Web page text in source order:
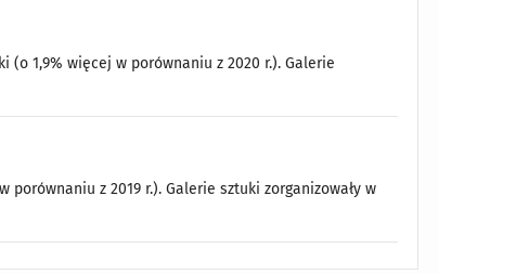
(o 1,9% więcej w porównaniu z 2020 r.). Galerie
porównaniu z 2019 r.). Galerie sztuki zorganizowały w